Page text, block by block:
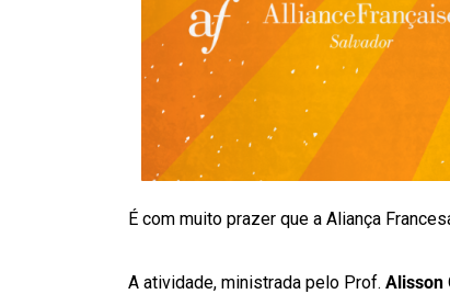
É com muito prazer que a Aliança
A atividade, ministrada pelo Prof. Alisson